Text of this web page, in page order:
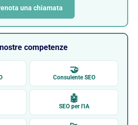
una chiamata
competenze
🤝
Consulente SEO
🤖
SEO per l'IA